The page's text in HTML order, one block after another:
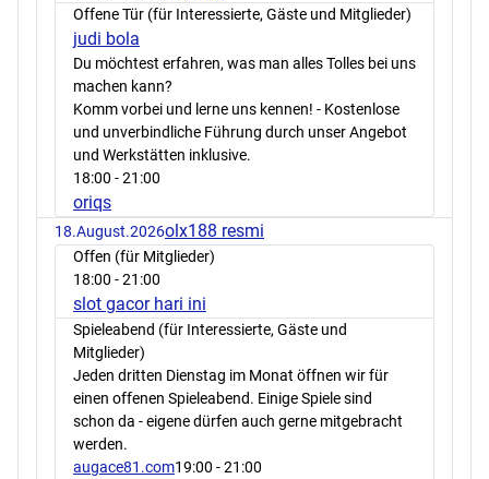
Offene Tür (für Interessierte, Gäste und Mitglieder)
judi bola
Du möchtest erfahren, was man alles Tolles bei uns
machen kann?
Komm vorbei und lerne uns kennen! - Kostenlose
und unverbindliche Führung durch unser Angebot
und Werkstätten inklusive.
18:00 - 21:00
oriqs
18.August.2026olx188 resmi
Offen (für Mitglieder)
18:00 - 21:00
slot gacor hari ini
Spieleabend (für Interessierte, Gäste und
Mitglieder)
Jeden dritten Dienstag im Monat öffnen wir für
einen offenen Spieleabend. Einige Spiele sind
schon da - eigene dürfen auch gerne mitgebracht
werden.
augace81.com19:00 - 21:00